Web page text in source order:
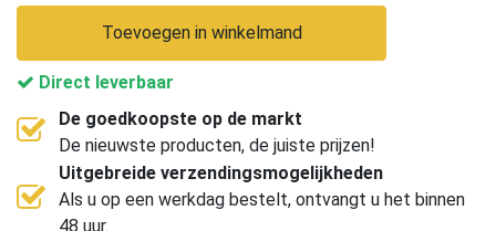
Toevoegen in winkelmand
Direct leverbaar
De goedkoopste op de markt
De nieuwste producten, de juiste prijzen!
Uitgebreide verzendingsmogelijkheden
Als u op een werkdag bestelt, ontvangt u het binnen
48 uur.